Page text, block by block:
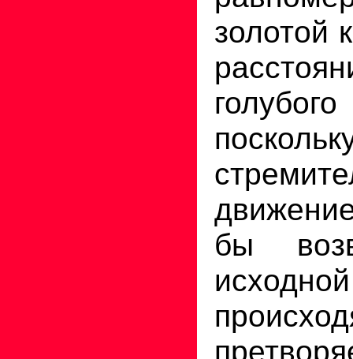
золотой
бы